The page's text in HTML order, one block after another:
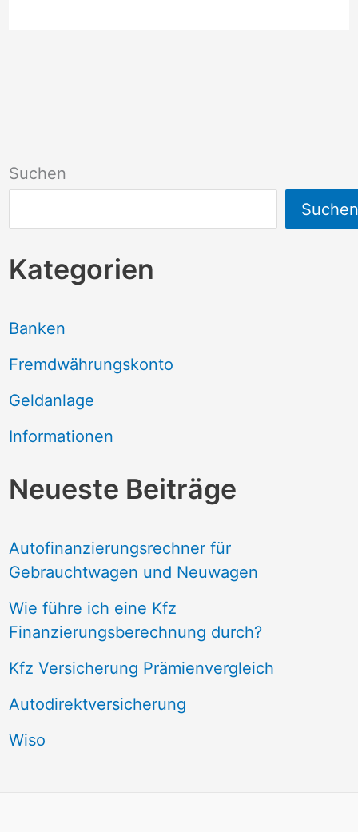
Suchen
Suchen
Kategorien
Banken
Fremdwährungskonto
Geldanlage
Informationen
Neueste Beiträge
Autofinanzierungsrechner für
Gebrauchtwagen und Neuwagen
Wie führe ich eine Kfz
Finanzierungsberechnung durch?
Kfz Versicherung Prämienvergleich
Autodirektversicherung
Wiso